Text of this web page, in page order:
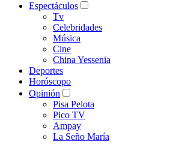
Espectáculos
Tv
Celebridades
Música
Cine
China Yessenia
Deportes
Horóscopo
Opinión
Pisa Pelota
Pico TV
Ampay
La Seño María